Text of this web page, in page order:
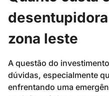
zona leste
A questão do
dúvidas, especialmente
enfrentando uma